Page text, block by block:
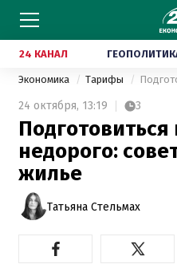
24 КАНАЛ
Экономика Тарифы
24 октября, 13:19 3
недорого:
жилье
Татьяна Стельмах